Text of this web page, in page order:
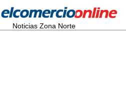
Noticias Zona Norte